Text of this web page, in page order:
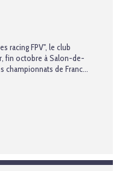
racing FPV", le club
fin octobre à Salon-de-
de Franc...